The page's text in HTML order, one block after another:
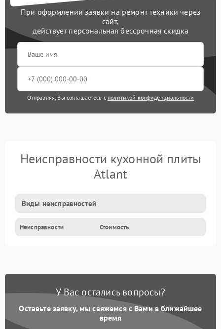
При оформлении заявки на ремонт техники через
сайт,
действует персональная бессрочная скидка
Отправляя, Вы соглашаетесь с политикой конфиденциальности
Неисправности кухонной плиты
Atlant
Виды неисправностей
Неисправности Стоимость
У Вас остались вопросы?
Оставьте заявку, мы свяжемся с Вами в ближайшее
время